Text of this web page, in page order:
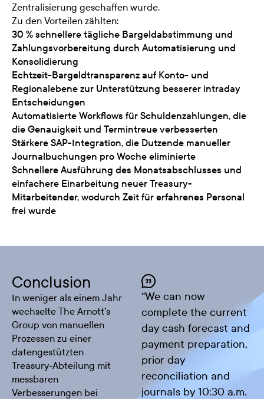
Zentralisierung geschaffen wurde.
Zu den Vorteilen zählten:
30 % schnellere tägliche Bargeldabstimmung und
Zahlungsvorbereitung durch Automatisierung und
Konsolidierung
Echtzeit-Bargeldtransparenz auf Konto- und
Regionalebene zur Unterstützung besserer intraday
Entscheidungen
Automatisierte Workflows für Schuldenzahlungen, die
die Genauigkeit und Termintreue verbesserten
Stärkere SAP-Integration, die Dutzende manueller
Journalbuchungen pro Woche eliminierte
Schnellere Ausführung des Monatsabschlusses und
einfachere Einarbeitung neuer Treasury-
Mitarbeitender, wodurch Zeit für erfahrenes Personal
frei wurde
Conclusion
In weniger als einem Jahr
wechselte The Arnott’s
Group von manuellen
Prozessen zu einer
datengestützten
Treasury-Abteilung mit
messbaren
Verbesserungen bei
“We can now
complete the current
day cash forecast and
payment preparation,
prior day
reconciliation and
journals by 10:30 a.m.